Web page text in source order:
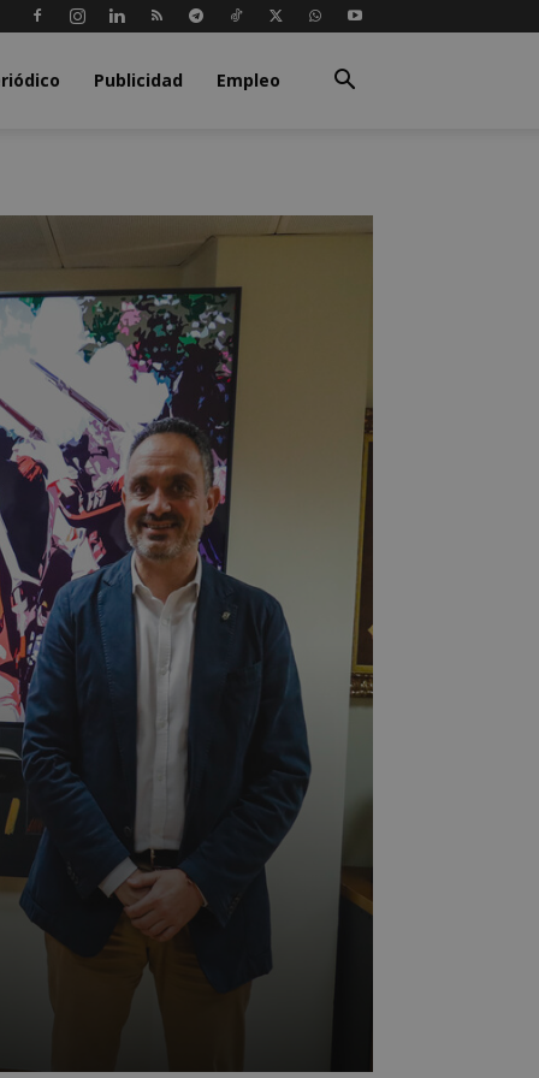
Publicidad Empleo